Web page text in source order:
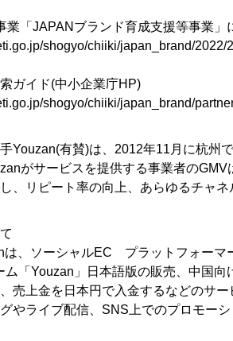
「JAPANブランド育成支援等事業」
shogyo/chiiki/japan_brand/2022/
ガイド(中小企業庁HP)
shogyo/chiiki/japan_brand/
Youzan(有賛)は、2012年11月に杭州
がサービスを提供する事業者の
、リピート率の向上、あらゆるチャ
は、ソーシャルEC プラットフォーマ
ム「Youzan」日本語版の販売、中国
売上金を日本円で入金するなどのサ
やライブ配信、SNS上でのプロモー